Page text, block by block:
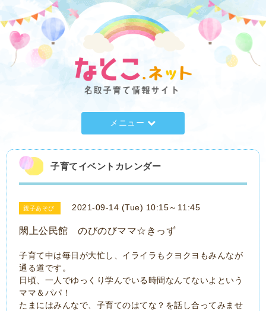
メニュー
子育てイベントカレンダー
親子あそび 2021-09-14 (Tue) 10:15～11:45
閖上公民館 のびのびママ☆きっず
子育て中は毎日が大忙し、イライラもクヨクヨもみんなが
通る道です。
日頃、一人でゆっくり学んでいる時間なんてないよという
ママ＆パパ！
たまにはみんなで、子育てのはてな？を話し合ってみませ